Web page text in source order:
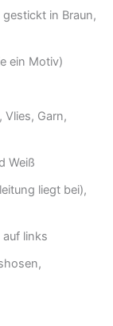
in Braun,
ein Motiv)
Garn,
Weiß
liegt bei),
links